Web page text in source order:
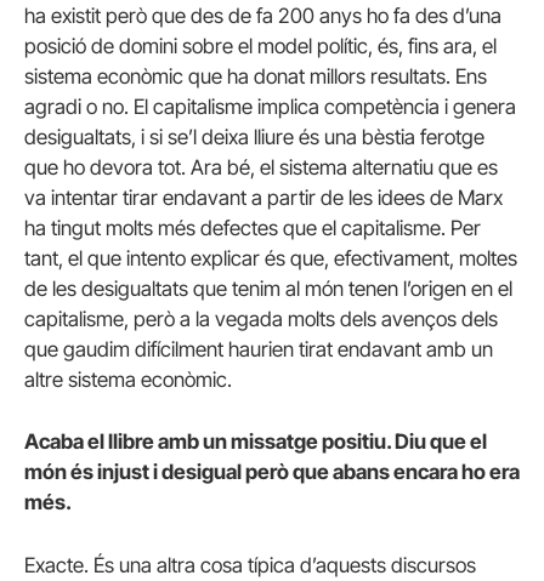
ha existit però que des de fa 200 anys ho fa des d’una
posició de domini sobre el model polític, és, fins ara, el
sistema econòmic que ha donat millors resultats. Ens
agradi o no. El capitalisme implica competència i genera
desigualtats, i si se’l deixa lliure és una bèstia ferotge
que ho devora tot. Ara bé, el sistema alternatiu que es
va intentar tirar endavant a partir de les idees de Marx
ha tingut molts més defectes que el capitalisme. Per
tant, el que intento explicar és que, efectivament, moltes
de les desigualtats que tenim al món tenen l’origen en el
capitalisme, però a la vegada molts dels avenços dels
que gaudim difícilment haurien tirat endavant amb un
altre sistema econòmic.
Acaba el llibre amb un missatge positiu. Diu que el
món és injust i desigual però que abans encara ho era
més.
Exacte. És una altra cosa típica d’aquests discursos